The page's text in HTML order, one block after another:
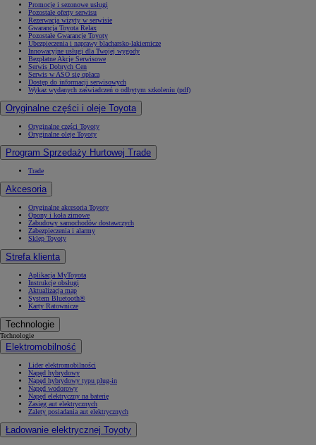
Promocje i sezonowe usługi
Pozostałe oferty serwisu
Rezerwacja wizyty w serwisie
Gwarancja Toyota Relax
Pozostałe Gwarancje Toyoty
Ubezpieczenia i naprawy blacharsko-lakiernicze
Innowacyjne usługi dla Twojej wygody
Bezpłatne Akcje Serwisowe
Serwis Dobrych Cen
Serwis w ASO się opłaca
Dostęp do informacji serwisowych
Wykaz wydanych zaświadczeń o odbytym szkoleniu (pdf)
Oryginalne części i oleje Toyota
Oryginalne części Toyoty
Oryginalne oleje Toyoty
Program Sprzedaży Hurtowej Trade
Trade
Akcesoria
Oryginalne akcesoria Toyoty
Opony i koła zimowe
Zabudowy samochodów dostawczych
Zabezpieczenia i alarmy
Sklep Toyoty
Strefa klienta
Aplikacja MyToyota
Instrukcje obsługi
Aktualizacja map
System Bluetooth®
Karty Ratownicze
Technologie
Technologie
Elektromobilność
Lider elektromobilności
Napęd hybrydowy
Napęd hybrydowy typu plug-in
Napęd wodorowy
Napęd elektryczny na baterię
Zasięg aut elektrycznych
Zalety posiadania aut elektrycznych
Ładowanie elektrycznej Toyoty